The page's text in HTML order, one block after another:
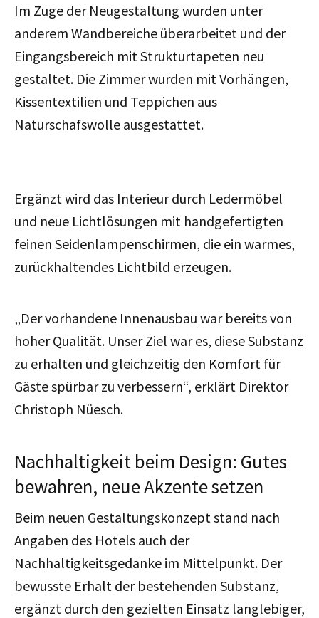
Im Zuge der Neugestaltung wurden unter
anderem Wandbereiche überarbeitet und der
Eingangsbereich mit Strukturtapeten neu
gestaltet. Die Zimmer wurden mit Vorhängen,
Kissentextilien und Teppichen aus
Naturschafswolle ausgestattet.
Ergänzt wird das Interieur durch Ledermöbel
und neue Lichtlösungen mit handgefertigten
feinen Seidenlampenschirmen, die ein warmes,
zurückhaltendes Lichtbild erzeugen.
„Der vorhandene Innenausbau war bereits von
hoher Qualität. Unser Ziel war es, diese Substanz
zu erhalten und gleichzeitig den Komfort für
Gäste spürbar zu verbessern“, erklärt Direktor
Christoph Nüesch.
Nachhaltigkeit beim Design: Gutes
bewahren, neue Akzente setzen
Beim neuen Gestaltungskonzept stand nach
Angaben des Hotels auch der
Nachhaltigkeitsgedanke im Mittelpunkt. Der
bewusste Erhalt der bestehenden Substanz,
ergänzt durch den gezielten Einsatz langlebiger,